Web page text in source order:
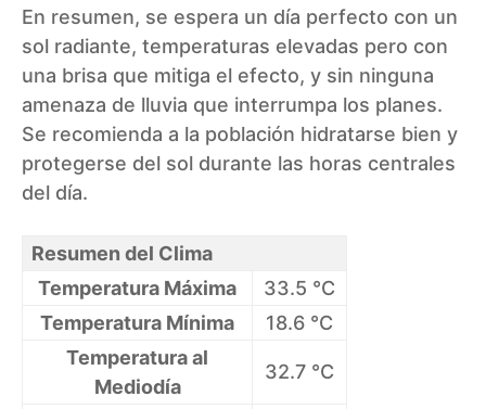
En resumen, se espera un día perfecto con un
sol radiante, temperaturas elevadas pero con
una brisa que mitiga el efecto, y sin ninguna
amenaza de lluvia que interrumpa los planes.
Se recomienda a la población hidratarse bien y
protegerse del sol durante las horas centrales
del día.
Resumen del Clima
Temperatura Máxima
33.5 °C
Temperatura Mínima
18.6 °C
Temperatura al
Mediodía
32.7 °C